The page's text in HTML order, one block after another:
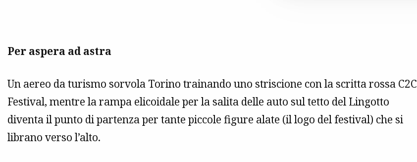
Per aspera ad astra
Un aereo da turismo sorvola Torino trainando uno striscione con la scritta rossa C2C
Festival, mentre la rampa elicoidale per la salita delle auto sul tetto del Lingotto
diventa il punto di partenza per tante piccole figure alate (il logo del festival) che si
librano verso l’alto.